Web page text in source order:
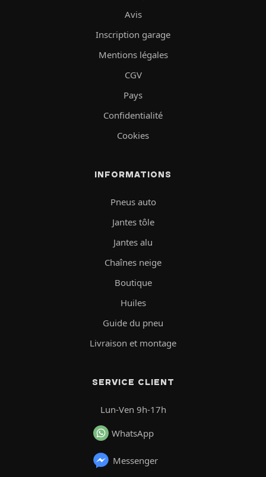
Avis
Inscription garage
Mentions légales
CGV
Pays
Confidentialité
Cookies
INFORMATIONS
Pneus auto
Jantes tôle
Jantes alu
Chaînes neige
Boutique
Huiles
Guide du pneu
Livraison et montage
SERVICE CLIENT
Lun-Ven 9h-17h
WhatsApp
Messenger